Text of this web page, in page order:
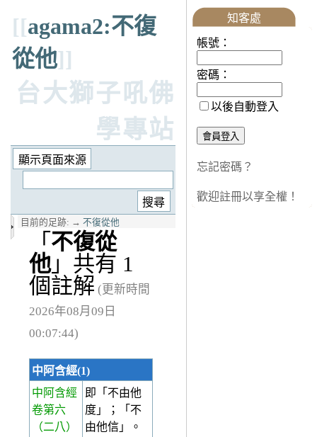
[[agama2:不復
從他]]
台大獅子吼佛
學專站
目前的足跡: → 不復從他
「 不復從
他」共有 1
個註解 (更新時間
2026年08月09日
00:07:44)
中阿含經(1)
中阿含經
卷第六
（二八）
即「不由他
度」；「不
由他信」。
知客處
帳號：
密碼：
以後自動登入
忘記密碼？
歡迎註冊以享全權！